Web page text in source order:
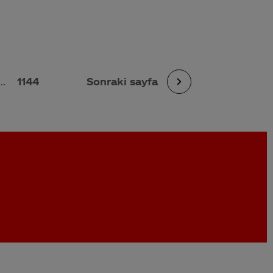
1144 Sonraki sayfa